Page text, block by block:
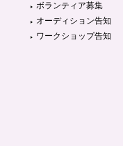
ボランティア募集
オーディション告知
ワークショップ告知